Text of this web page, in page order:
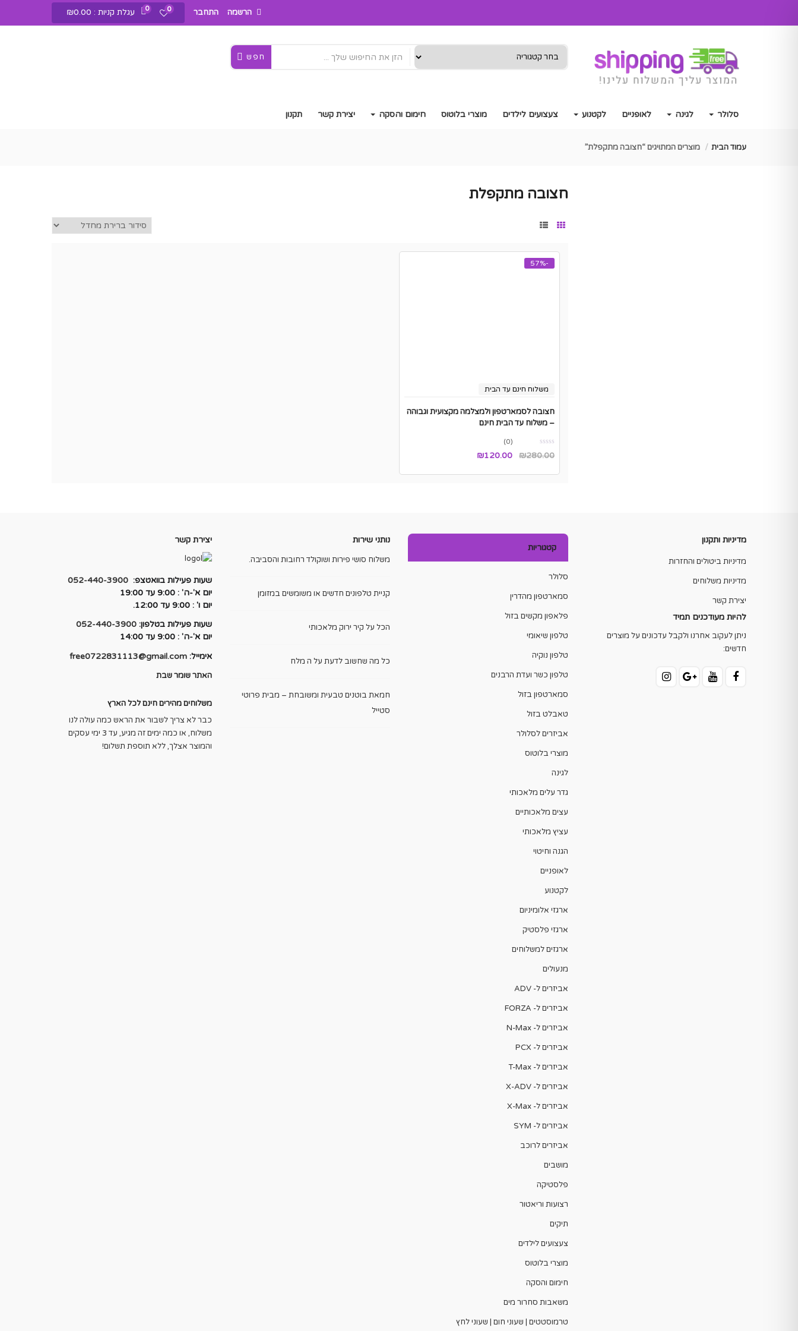
עגלת קניות : ₪0.00 0 0 הרשמה התחבר
חפש
סלולר לגינה לאופניים לקטנוע צעצועים לילדים מוצרי בלוטוס חימום והסקה יצירת קשר תקנון
עמוד הבית מוצרים המתויגים “חצובה מתקפלת”
חצובה מתקפלת
-57%
משלוח חינם עד הבית
חצובה לסמארטפון ולמצלמה מקצועית וגבוהה
– משלוח עד הבית חינם
(0)
₪280.00
המחיר ₪120.00
יצירת קשר
שעות פעילות בוואטצפ: 052-440-3900
יום א'-ה' : 9:00 עד 19:00
יום ו' : 9:00 עד 12:00.
שעות פעילות בטלפון: 052-440-3900
יום א'-ה' : 9:00 עד 14:00
אימייל: free0722831113@gmail.com
האתר שומר שבת
משלוחים מהירים חינם לכל הארץ
כבר לא צריך לשבור את הראש כמה עולה לנו
משלוח, או כמה ימים זה מגיע, עד 3 ימי עסקים
והמוצר אצלך, ללא תוספת תשלום!
נותני שירות
משלוח סושי פירות ושוקולד רחובות והסביבה.
קניית טלפונים חדשים או משומשים במזומן
הכל על קיר ירוק מלאכותי
כל מה שחשוב לדעת על ה מלח
חמאת בוטנים טבעית ומשובחת – מבית פרוטי
סטייל
קטגוריות
סלולר
סמארטפון מהדרין
פלאפון מקשים בזול
טלפון שיאומי
טלפון נוקיה
טלפון כשר ועדת הרבנים
סמארטפון בזול
טאבלט בזול
אביזרים לסלולר
מוצרי בלוטוס
לגינה
גדר עלים מלאכותי
עצים מלאכותיים
עציץ מלאכותי
הגנה וחיטוי
לאופניים
לקטנוע
ארגזי אלומיניום
ארגזי פלסטיק
ארגזים למשלוחים
מנעולים
אביזרים ל- ADV
אביזרים ל- FORZA
אביזרים ל- N-Max
אביזרים ל- PCX
אביזרים ל- T-Max
אביזרים ל- X-ADV
אביזרים ל- X-Max
אביזרים ל- SYM
אביזרים לרוכב
מושבים
פלסטיקה
רצועות וריאטור
תיקים
צעצועים לילדים
מוצרי בלוטוס
חימום והסקה
משאבות סחרור מים
טרמוסטטים | שעוני חום | שעוני לחץ
מדיניות ותקנון
מדיניות ביטולים והחזרות
מדיניות משלוחים
יצירת קשר
להיות מעודכנים תמיד
ניתן לעקוב אחרנו ולקבל עדכונים על מוצרים
חדשים: